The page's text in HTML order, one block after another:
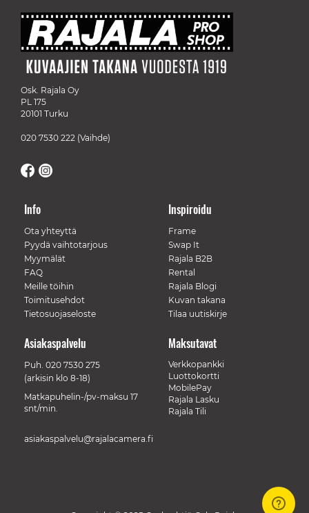
Osk. Rajala Oy
PL 175
20101 Turku
020 7530 222 (Vaihde)
Info
Ota yhteyttä
Pyydä vaihtotarjous
Myymälät
FAQ
Meille töihin
Toimitusehdot
Tietosuojaseloste
Inspiroidu
Frame
Swap It
Rajala B2B
Rental
Rajala Blogi
Kuvan takana
Tilaa uutiskirje
Maksutavat
Verkkopankki
Luottokortti
MobilePay
Rajala Lasku
Rajala Tili
Asiakaspalvelu
Puh. 020 7530 275
(arkisin klo 8-18)
Matkapuhelin-/pv-maksu 17
snt/min.
asiakaspalvelu@rajalacamera.fi